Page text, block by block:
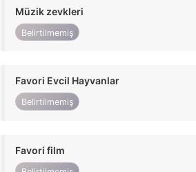
Müzik zevkleri
Belirtilmemiş
Favori Evcil Hayvanlar
Belirtilmemiş
Favori film